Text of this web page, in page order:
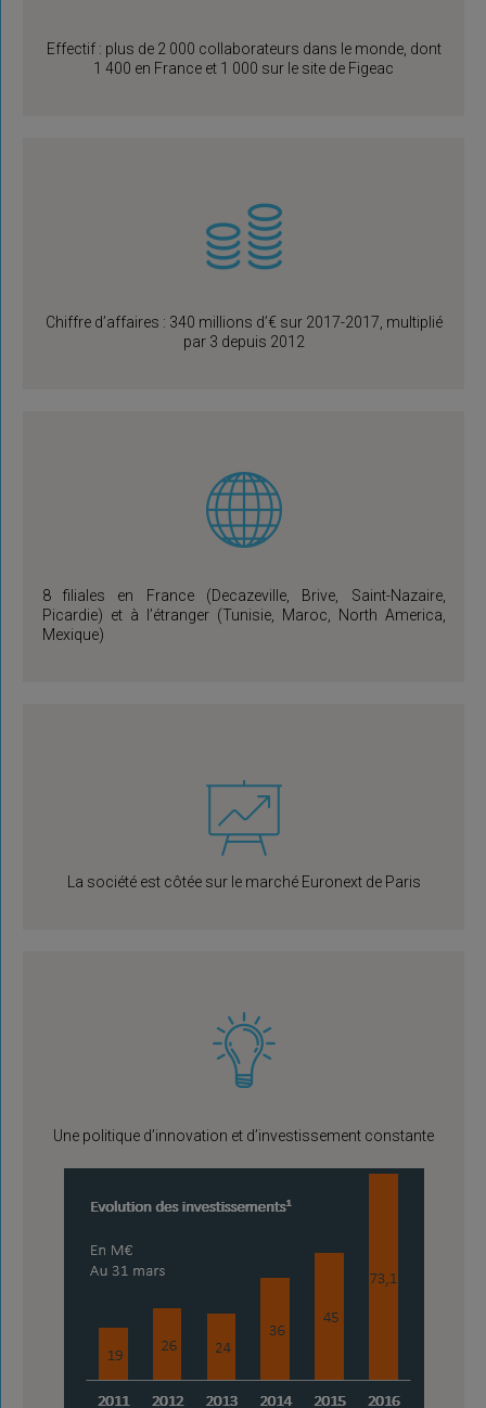
Effectif : plus de 2 000 collaborateurs dans le monde, dont
1 400 en France et 1 000 sur le site de Figeac
Chiffre d’affaires : 340 millions d’€ sur 2017-2017, multiplié
par 3 depuis 2012
8 filiales en France (Decazeville, Brive, Saint-Nazaire,
Picardie) et à l’étranger (Tunisie, Maroc, North America,
Mexique)
La société est côtée sur le marché Euronext de Paris
Une politique d’innovation et d’investissement constante